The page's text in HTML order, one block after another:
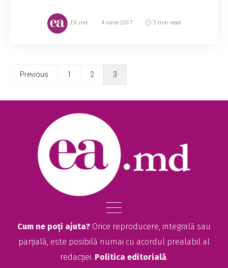
EA.md 4 iunie 2017 2 min read
Previous 1 2 3
Cum ne poți ajuta? Orice reproducere, integrală sau
parțială, este posibilă numai cu acordul prealabil al
redacției. Politica editorială.